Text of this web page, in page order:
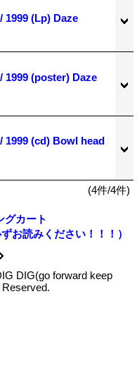
1999 (Lp) Daze
1999 (poster) Daze
1999 (cd) Bowl head
(4件/4件)
グカート
お読みください！！！）
DIG(go forward keep